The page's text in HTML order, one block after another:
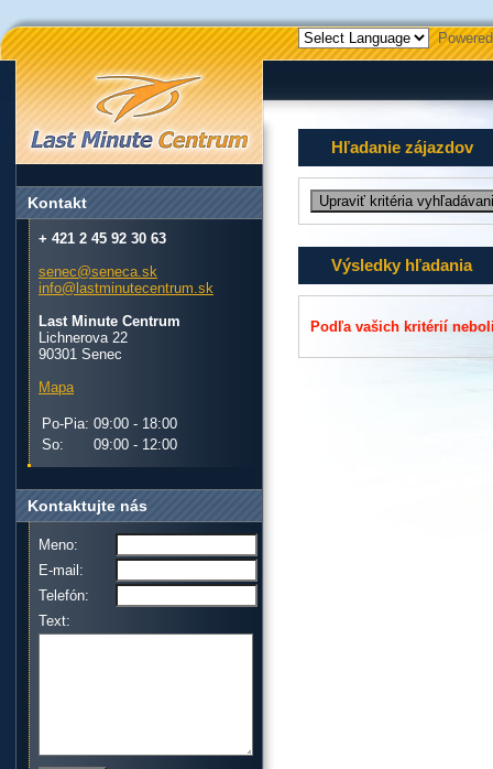
Hľadanie zájazdov
Výsledky hľadania
Podľa vašich kritérií
Kontakt
+ 421 2 45 92 30 63
senec@seneca.sk
info@lastminutecentrum.sk
Last Minute Centrum
Lichnerova 22
90301 Senec
Mapa
Po-Pia: 09:00 - 18:00
So:
09:00 - 12:00
Kontaktujte nás
Meno:
E-mail:
Telefón:
Text: